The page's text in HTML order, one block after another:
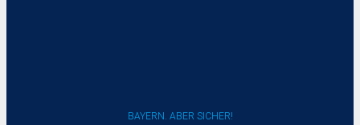
BAYERN. ABER SICHER!